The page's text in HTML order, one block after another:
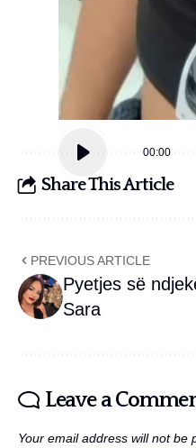
00:00
Share This Article
PREVIOUS ARTICLE
Pyetjes së
Sara
Leave a
Your email address will not be